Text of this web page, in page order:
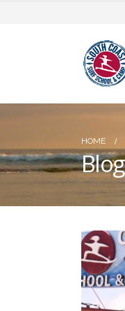
HOME
Blog